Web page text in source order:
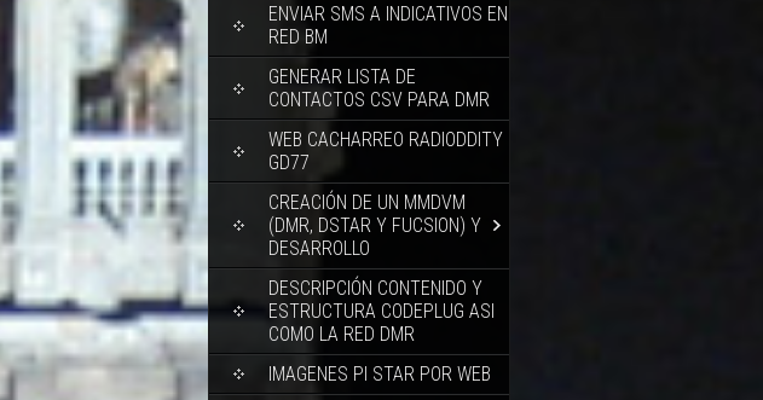
ENVIAR SMS A INDICATIVOS EN
RED BM
GENERAR LISTA DE
CONTACTOS CSV PARA DMR
WEB CACHARREO RADIODDITY
GD77
CREACIÓN DE UN MMDVM
(DMR, DSTAR Y FUCSION) Y
DESARROLLO
DESCRIPCIÓN CONTENIDO Y
ESTRUCTURA CODEPLUG ASI
COMO LA RED DMR
IMAGENES PI STAR POR WEB